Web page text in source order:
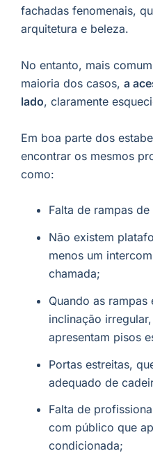
fachadas fenomenais,
arquitetura e beleza.
No entanto, mais
maioria dos casos, a
lado, claramente
Em boa parte dos
encontrar os mesmos
como:
Falta de rampas de
Não existem
menos um
chamada;
Quando as
inclinação
apresentam pisos
Portas estreitas,
adequado de
Falta de
com público que
condicionada;